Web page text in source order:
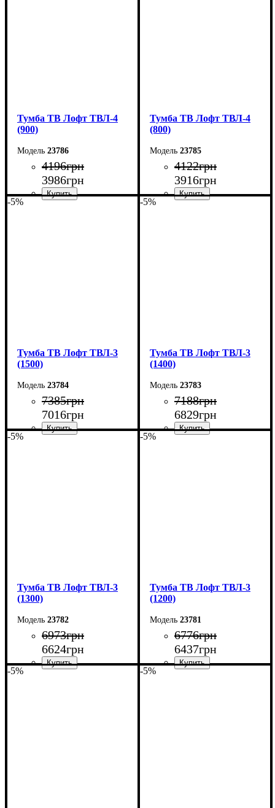
Тумба ТВ Лофт ТВЛ-4
(900)
23786
4196грн
3986грн
Тумба ТВ Лофт ТВЛ-4
(800)
23785
4122грн
3916грн
-5%
Тумба ТВ Лофт ТВЛ-3
(1500)
23784
7385грн
7016грн
-5%
Тумба ТВ Лофт ТВЛ-3
(1400)
23783
7188грн
6829грн
-5%
Тумба ТВ Лофт ТВЛ-3
(1300)
23782
6973грн
6624грн
-5%
Тумба ТВ Лофт ТВЛ-3
(1200)
23781
6776грн
6437грн
-5% -5%